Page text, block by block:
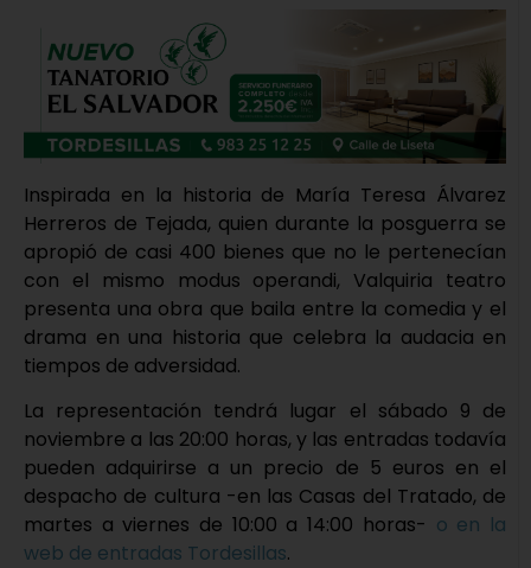
Inspirada en la historia de María Teresa Álvarez
Herreros de Tejada, quien durante la posguerra se
apropió de casi 400 bienes que no le pertenecían
con el mismo modus operandi, Valquiria teatro
presenta una obra que baila entre la comedia y el
drama en una historia que celebra la audacia en
tiempos de adversidad.
La representación tendrá lugar el sábado 9 de
noviembre a las 20:00 horas, y las entradas todavía
pueden adquirirse a un precio de 5 euros en el
despacho de cultura -en las Casas del Tratado, de
martes a viernes de 10:00 a 14:00 horas- o en la
web de entradas Tordesillas.